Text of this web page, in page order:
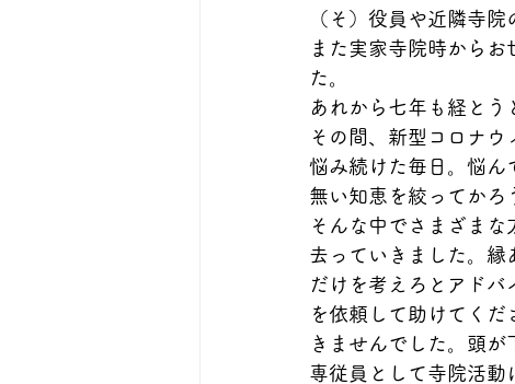
（そ）役員や近隣寺
また実家寺院時から
た。
あれから七年も経とう
その間、新型コロナウ
悩み続けた毎日。悩ん
無い知恵を絞ってかろ
そんな中でさまざまな
去っていきました。縁
だけを考えろとアド
を依頼して助けてく
きませんでした。頭
専従員として寺院活動